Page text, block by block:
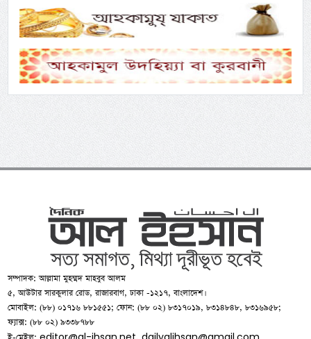
সম্পাদক: আল্লামা মুহম্মদ মাহবুব আলম
৫, আউটার সারকুলার রোড, রাজারবাগ, ঢাকা -১২১৭, বাংলাদেশ।
মোবাইল: (৮৮) ০১৭১৬ ৮৮১৫৫১; ফোন: (৮৮ ০২) ৮৩১৭০১৯, ৮৩১৪৮৪৮, ৮৩১৬৯৫৮;
ফ্যাক্স: (৮৮ ০২) ৯৩৩৮৭৮৮